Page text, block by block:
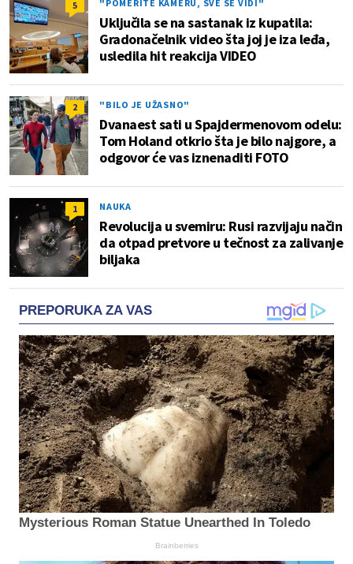
5 "POMERITE KAMERU, SVE SE VIDI"
Uključila se na sastanak iz kupatila:
Gradonačelnik video šta joj je iza leđa,
usledila hit reakcija VIDEO
2 "BILO JE UŽASNO"
Dvanaest sati u Spajdermenovom odelu:
Tom Holand otkrio šta je bilo najgore, a
odgovor će vas iznenaditi FOTO
1 NAUKA
Revolucija u svemiru: Rusi razvijaju način
da otpad pretvore u tečnost za zalivanje
biljaka
PREPORUKA ZA VAS
Mysterious Roman Statue Unearthed In Toledo
Brainberries